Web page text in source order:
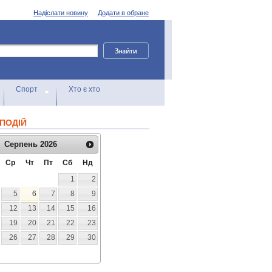
Додати в обране
Надіслати новину
Спорт Хто є хто
Серпень 2026
Ср Чт Пт Сб
Нд
1
2
5 6 7 8
9
12 13 14 15
16
19 20 21 22
23
26 27 28 29
30